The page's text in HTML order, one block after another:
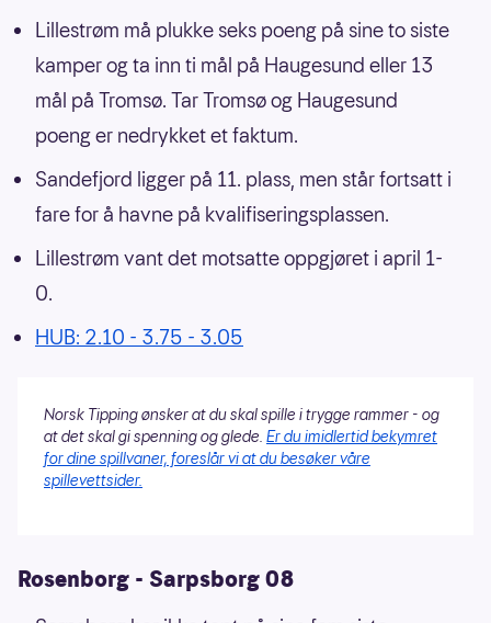
Lillestrøm må plukke seks poeng på sine to siste
kamper og ta inn ti mål på Haugesund eller 13
mål på Tromsø. Tar Tromsø og Haugesund
poeng er nedrykket et faktum.
Sandefjord ligger på 11. plass, men står fortsatt i
fare for å havne på kvalifiseringsplassen.
Lillestrøm vant det motsatte oppgjøret i april 1-
0.
HUB: 2.10 - 3.75 - 3.05
Norsk Tipping ønsker at du skal spille i trygge rammer - og
at det skal gi spenning og glede. Er du imidlertid bekymret
for dine spillvaner, foreslår vi at du besøker våre
spillevettsider.
Rosenborg - Sarpsborg 08